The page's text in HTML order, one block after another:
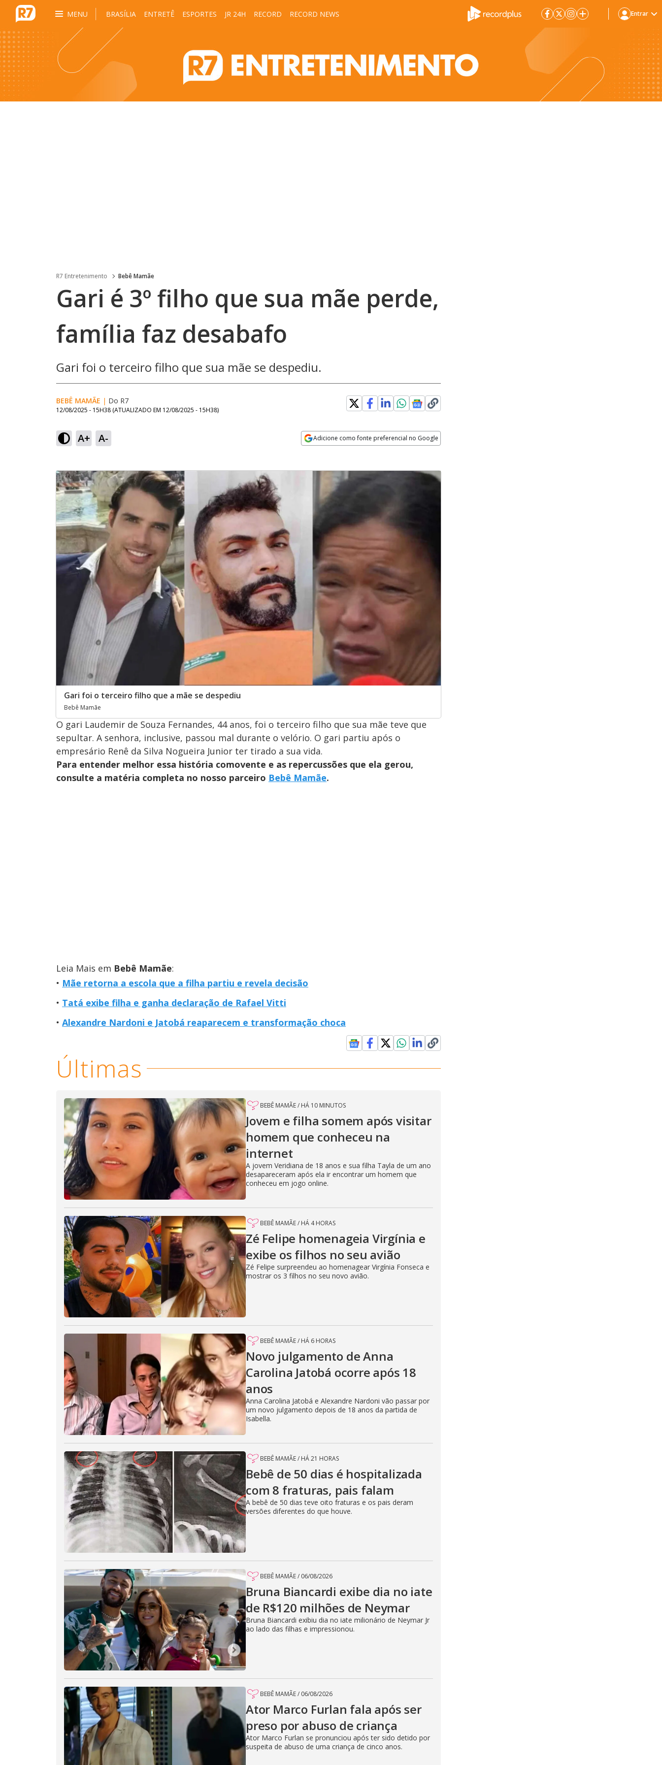
MENU BRASÍLIA ENTRETÊ ESPORTES JR 24H RECORD RECORD NEWS Entrar
R7 Entretenimento Bebê Mamãe
Gari é 3º filho que sua mãe perde,
família faz desabafo
Gari foi o terceiro filho que sua mãe se despediu.
BEBÊ MAMÃE | Do R7
12/08/2025 - 15H38 (ATUALIZADO EM 12/08/2025 - 15H38)
A+ A- Adicione como fonte preferencial no Google
Gari foi o terceiro filho que a mãe se despediu
Bebê Mamãe
O gari Laudemir de Souza Fernandes, 44 anos, foi o terceiro filho que sua mãe teve que
sepultar. A senhora, inclusive, passou mal durante o velório. O gari partiu após o
empresário Renê da Silva Nogueira Junior ter tirado a sua vida.
Para entender melhor essa história comovente e as repercussões que ela gerou,
consulte a matéria completa no nosso parceiro Bebê Mamãe.
Leia Mais em Bebê Mamãe:
Mãe retorna a escola que a filha partiu e revela decisão
Tatá exibe filha e ganha declaração de Rafael Vitti
Alexandre Nardoni e Jatobá reaparecem e transformação choca
Últimas
BEBÊ MAMÃE/ HÁ 10 MINUTOS
Jovem e filha somem após visitar
homem que conheceu na
internet
A jovem Veridiana de 18 anos e sua filha Tayla de um ano
desapareceram após ela ir encontrar um homem que
conheceu em jogo online.
BEBÊ MAMÃE/ HÁ 4 HORAS
Zé Felipe homenageia Virgínia e
exibe os filhos no seu avião
Zé Felipe surpreendeu ao homenagear Virgínia Fonseca e
mostrar os 3 filhos no seu novo avião.
BEBÊ MAMÃE/ HÁ 6 HORAS
Novo julgamento de Anna
Carolina Jatobá ocorre após 18
anos
Anna Carolina Jatobá e Alexandre Nardoni vão passar por
um novo julgamento depois de 18 anos da partida de
Isabella.
BEBÊ MAMÃE/ HÁ 21 HORAS
Bebê de 50 dias é hospitalizada
com 8 fraturas, pais falam
A bebê de 50 dias teve oito fraturas e os pais deram
versões diferentes do que houve.
BEBÊ MAMÃE/ 06/08/2026
Bruna Biancardi exibe dia no iate
de R$120 milhões de Neymar
Bruna Biancardi exibiu dia no iate milionário de Neymar Jr
ao lado das filhas e impressionou.
BEBÊ MAMÃE/ 06/08/2026
Ator Marco Furlan fala após ser
preso por abuso de criança
Ator Marco Furlan se pronunciou após ter sido detido por
suspeita de abuso de uma criança de cinco anos.